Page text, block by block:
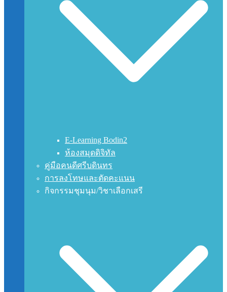
E-Learning Bodin2
ห้องสมุดดิจิทัล
คู่มือคนดีศรีบดินทร
การลงโทษและตัดคะแนน
กิจกรรมชุมนุม/วิชาเลือกเสรี